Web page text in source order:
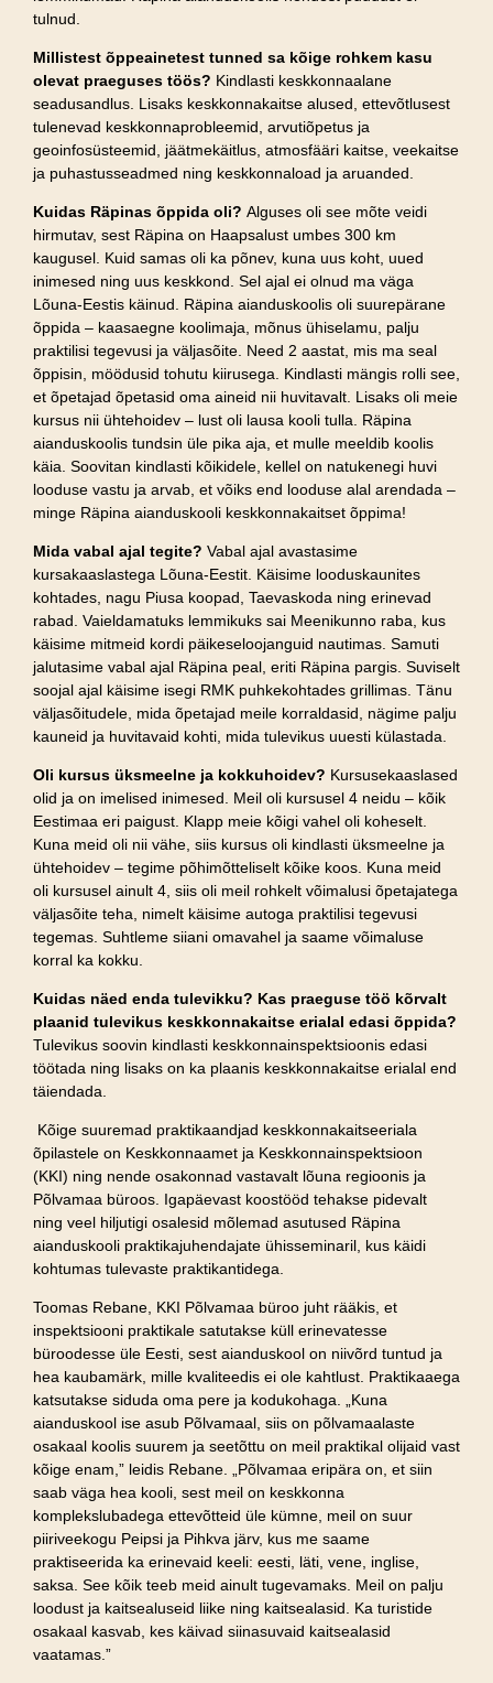
tulnud.
Millistest õppeainetest tunned sa kõige rohkem kasu
olevat praeguses töös? Kindlasti keskkonnaalane
seadusandlus. Lisaks keskkonnakaitse alused, ettevõtlusest
tulenevad keskkonnaprobleemid, arvutiõpetus ja
geoinfosüsteemid, jäätmekäitlus, atmosfääri kaitse, veekaitse
ja puhastusseadmed ning keskkonnaload ja aruanded.
Kuidas Räpinas õppida oli? Alguses oli see mõte veidi
hirmutav, sest Räpina on Haapsalust umbes 300 km
kaugusel. Kuid samas oli ka põnev, kuna uus koht, uued
inimesed ning uus keskkond. Sel ajal ei olnud ma väga
Lõuna-Eestis käinud. Räpina aianduskoolis oli suurepärane
õppida – kaasaegne koolimaja, mõnus ühiselamu, palju
praktilisi tegevusi ja väljasõite. Need 2 aastat, mis ma seal
õppisin, möödusid tohutu kiirusega. Kindlasti mängis rolli see,
et õpetajad õpetasid oma aineid nii huvitavalt. Lisaks oli meie
kursus nii ühtehoidev – lust oli lausa kooli tulla. Räpina
aianduskoolis tundsin üle pika aja, et mulle meeldib koolis
käia. Soovitan kindlasti kõikidele, kellel on natukenegi huvi
looduse vastu ja arvab, et võiks end looduse alal arendada –
minge Räpina aianduskooli keskkonnakaitset õppima!
Mida vabal ajal tegite? Vabal ajal avastasime
kursakaaslastega Lõuna-Eestit. Käisime looduskaunites
kohtades, nagu Piusa koopad, Taevaskoda ning erinevad
rabad. Vaieldamatuks lemmikuks sai Meenikunno raba, kus
käisime mitmeid kordi päikeseloojanguid nautimas. Samuti
jalutasime vabal ajal Räpina peal, eriti Räpina pargis. Suviselt
soojal ajal käisime isegi RMK puhkekohtades grillimas. Tänu
väljasõitudele, mida õpetajad meile korraldasid, nägime palju
kauneid ja huvitavaid kohti, mida tulevikus uuesti külastada.
Oli kursus üksmeelne ja kokkuhoidev? Kursusekaaslased
olid ja on imelised inimesed. Meil oli kursusel 4 neidu – kõik
Eestimaa eri paigust. Klapp meie kõigi vahel oli koheselt.
Kuna meid oli nii vähe, siis kursus oli kindlasti üksmeelne ja
ühtehoidev – tegime põhimõtteliselt kõike koos. Kuna meid
oli kursusel ainult 4, siis oli meil rohkelt võimalusi õpetajatega
väljasõite teha, nimelt käisime autoga praktilisi tegevusi
tegemas. Suhtleme siiani omavahel ja saame võimaluse
korral ka kokku.
Kuidas näed enda tulevikku? Kas praeguse töö kõrvalt
plaanid tulevikus keskkonnakaitse erialal edasi õppida?
Tulevikus soovin kindlasti keskkonnainspektsioonis edasi
töötada ning lisaks on ka plaanis keskkonnakaitse erialal end
täiendada.
Kõige suuremad praktikaandjad keskkonnakaitseeriala
õpilastele on Keskkonnaamet ja Keskkonnainspektsioon
(KKI) ning nende osakonnad vastavalt lõuna regioonis ja
Põlvamaa büroos. Igapäevast koostööd tehakse pidevalt
ning veel hiljutigi osalesid mõlemad asutused Räpina
aianduskooli praktikajuhendajate ühisseminaril, kus käidi
kohtumas tulevaste praktikantidega.
Toomas Rebane, KKI Põlvamaa büroo juht rääkis, et
inspektsiooni praktikale satutakse küll erinevatesse
büroodesse üle Eesti, sest aianduskool on niivõrd tuntud ja
hea kaubamärk, mille kvaliteedis ei ole kahtlust. Praktikaaega
katsutakse siduda oma pere ja kodukohaga. „Kuna
aianduskool ise asub Põlvamaal, siis on põlvamaalaste
osakaal koolis suurem ja seetõttu on meil praktikal olijaid vast
kõige enam,” leidis Rebane. „Põlvamaa eripära on, et siin
saab väga hea kooli, sest meil on keskkonna
komplekslubadega ettevõtteid üle kümne, meil on suur
piiriveekogu Peipsi ja Pihkva järv, kus me saame
praktiseerida ka erinevaid keeli: eesti, läti, vene, inglise,
saksa. See kõik teeb meid ainult tugevamaks. Meil on palju
loodust ja kaitsealuseid liike ning kaitsealasid. Ka turistide
osakaal kasvab, kes käivad siinasuvaid kaitsealasid
vaatamas.”